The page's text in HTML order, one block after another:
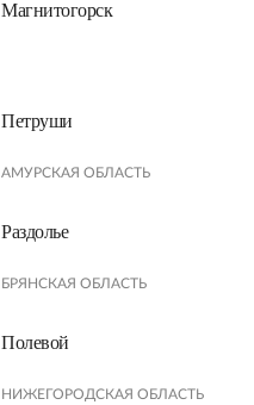
Магнитогорск
Петруши
АМУРСКАЯ ОБЛАСТЬ
Раздолье
БРЯНСКАЯ ОБЛАСТЬ
Полевой
НИЖЕГОРОДСКАЯ ОБЛАСТЬ